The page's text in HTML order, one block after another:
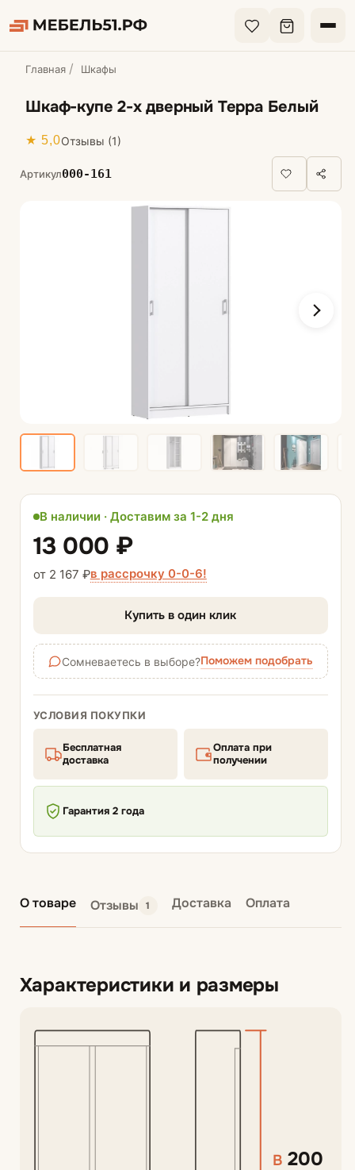
Главная Шкафы
Шкаф-купе 2-х дверный Терра Белый
★ 5,0Отзывы (1)
Артикул000-161
В наличии · Доставим за 1-2 дня
13 000 ₽
от 2 167 ₽в рассрочку 0-0-6!
Купить в один клик
Сомневаетесь в выборе?Поможем подобрать
УСЛОВИЯ ПОКУПКИ
Бесплатная
доставка
Оплата при
получении
Гарантия 2 года
О товаре Отзывы 1 Доставка Оплата
Характеристики и размеры
В200